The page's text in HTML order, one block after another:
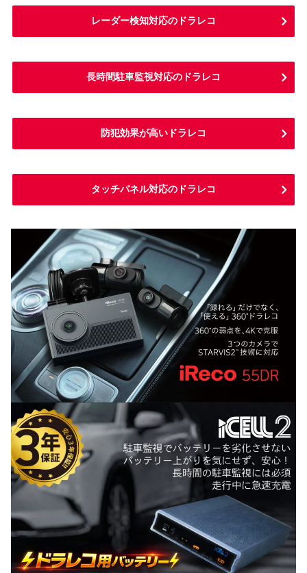
レーダー検知対応のドラレコ
長時間駐車監視対応のドラレコ
防犯効果が高いドラレコ
タッチパネル対応のドラレコ